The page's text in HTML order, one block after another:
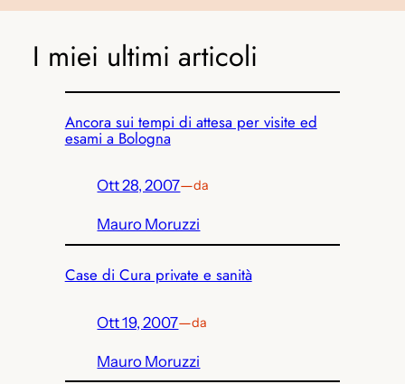
I miei ultimi articoli
Ancora sui tempi di attesa per visite ed
esami a Bologna
Ott 28, 2007—da
Mauro Moruzzi
Case di Cura private e sanità
Ott 19, 2007—da
Mauro Moruzzi